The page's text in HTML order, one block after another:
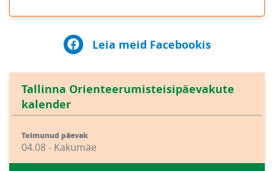
Leia meid Facebookis
Tallinna Orienteerumisteisipäevakute
kalender
Toimunud päevak
04.08 - Kakumäe